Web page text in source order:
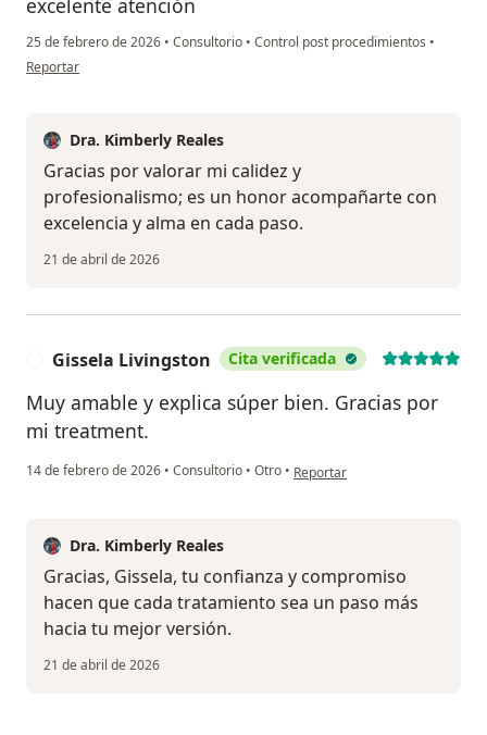
excelente atención
25 de febrero de 2026 • Consultorio • Control post procedimientos •
en opinión del usuario Victoria Rodríguez P
Reportar
Dra. Kimberly Reales
Gracias por valorar mi calidez y
profesionalismo; es un honor acompañarte con
excelencia y alma en cada paso.
21 de abril de 2026
Gissela Livingston Cita verificada
Muy amable y explica súper bien. Gracias por
mi treatment.
14 de febrero de 2026 • Consultorio • Otro • en opinión del usuario Gissela
Reportar
Dra. Kimberly Reales
Gracias, Gissela, tu confianza y compromiso
hacen que cada tratamiento sea un paso más
hacia tu mejor versión.
21 de abril de 2026